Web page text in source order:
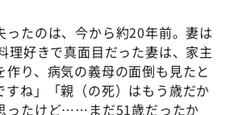
ったのは、今から約20年前。妻は
理好きで真面目だった妻は、家主
作り、病気の義母の面倒も見たと
すね」「親（の死）はもう歳だか
ったけど……まだ51歳だったか